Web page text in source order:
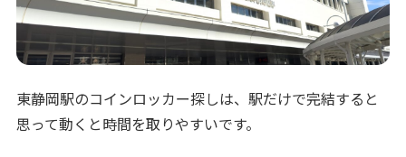
東静岡駅のコインロッカー探しは、駅だけで完結すると
思って動くと時間を取りやすいです。